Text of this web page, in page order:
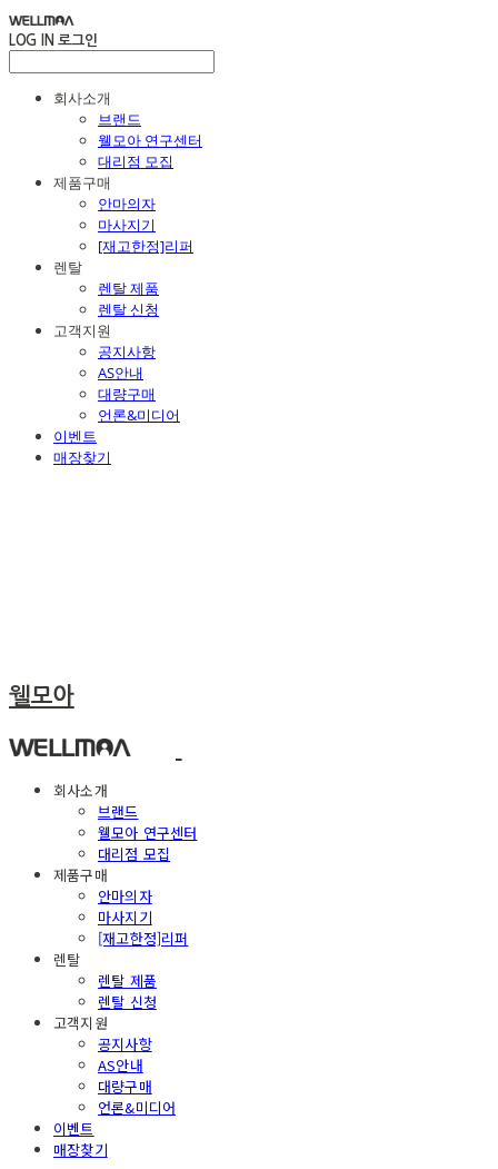
LOG IN 로그인
회사소개
브랜드
웰모아 연구센터
대리점 모집
제품구매
안마의자
마사지기
[재고한정]리퍼
렌탈
렌탈 제품
렌탈 신청
고객지원
공지사항
AS안내
대량구매
언론&미디어
이벤트
매장찾기
웰모아
회사소개
브랜드
웰모아 연구센터
대리점 모집
제품구매
안마의자
마사지기
[재고한정]리퍼
렌탈
렌탈 제품
렌탈 신청
고객지원
공지사항
AS안내
대량구매
언론&미디어
이벤트
매장찾기